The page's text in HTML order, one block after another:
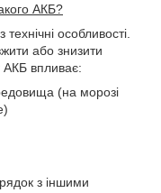
АКБ?
особливості.
або знизити
АКБ впливає:
(на морозі
з іншими